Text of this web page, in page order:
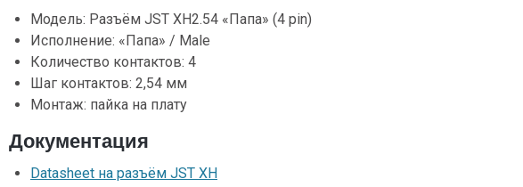
Модель: Разъём JST XH2.54 «Папа» (4 pin)
Исполнение: «Папа» / Male
Количество контактов: 4
Шаг контактов: 2,54 мм
Монтаж: пайка на плату
Документация
Datasheet на разъём JST XH